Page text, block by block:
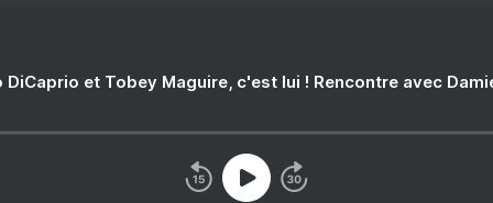
DiCaprio et Tobey Maguire, c'est lui ! Rencontre avec